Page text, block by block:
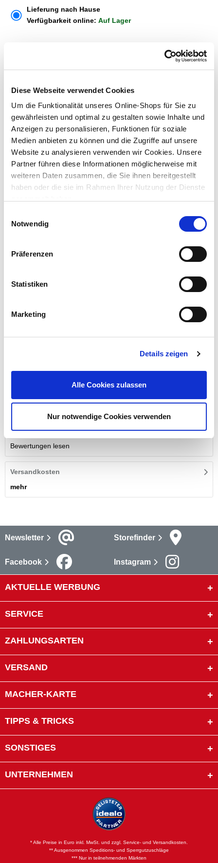
Diese Webseite verwendet Cookies
Um die Funktionalität unseres Online-Shops für Sie zu
gewährleisten und optimal zu gestalten sowie Inhalte und
Anzeigen zu personalisieren, Funktionen für soziale
Medien anbieten zu können und die Zugriffe auf unsere
Website zu analysieren verwenden wir Cookies. Unsere
Partner führen diese Informationen möglicherweise mit
weiteren Daten zusammen, die Sie ihnen bereitgestellt
haben oder die sie im Rahmen Ihrer Nutzung der Dienste
Notwendig
Präferenzen
Statistiken
Marketing
Details zeigen
Alle Cookies zulassen
Nur notwendige Cookies verwenden
Lieferung nach Hause
Verfügbarkeit online: Auf Lager
Dieser Artikel kann über Abholung im Markt nicht
In den Warenkorb
Merken
GERMANIA® Akku Bohrschrauber-Set 12 V Akku und
54,99 €
Ein schöner Empfang für deine tägliche Post – dieser
Briefkasten besticht mit klarer Form und hochwertiger
Bewertungen
Bewertungen lesen
Versandkosten
mehr
Newsletter Storefinder
Facebook Instagram
AKTUELLE WERBUNG
SERVICE
ZAHLUNGSARTEN
VERSAND
MACHER-KARTE
TIPPS & TRICKS
SONSTIGES
UNTERNEHMEN
* Alle Preise in Euro inkl. MwSt. und zzgl. Service- und Versandkosten.
** Ausgenommen Speditions- und Sperrgutzuschläge
*** Nur in teilnehmenden Märkten